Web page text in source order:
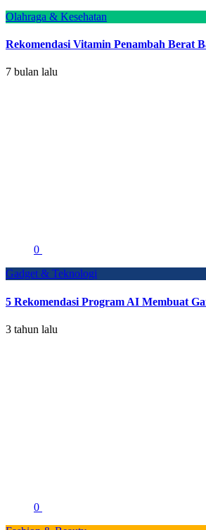
Olahraga & Kesehatan
Rekomendasi Vitamin Penambah Berat
7 bulan lalu
0
Gadget & Teknologi
5 Rekomendasi Program AI Membuat
3 tahun lalu
0